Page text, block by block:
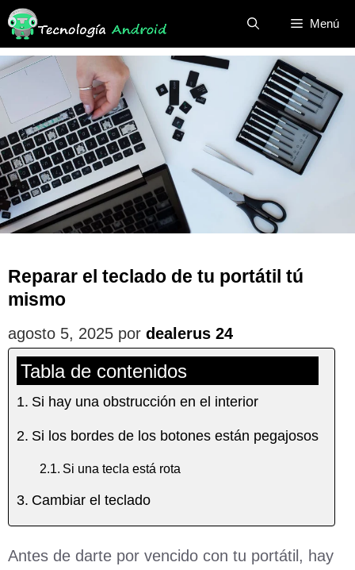
Saltar
contenido
Menú
Reparar el teclado de tu portátil tú
mismo
agosto 5, 2025 por dealerus 24
Tabla de contenidos
Si hay una obstrucción en el interior
Si los bordes de los botones están pegajosos
Si una tecla está rota
Cambiar el teclado
Antes de darte por vencido con tu portátil, hay